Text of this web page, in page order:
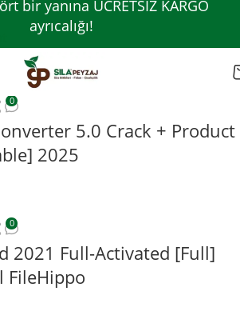
bir yanına ÜCRETSİZ KARGO
ayrıcalığı!
0
5.0 Crack + Product
2025
0
2021 Full-Activated [Full]
FileHippo